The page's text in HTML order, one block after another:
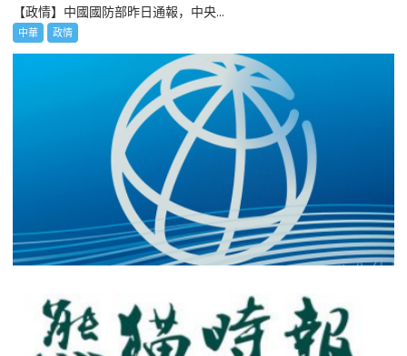
【政情】中國國防部昨日通報，中央...
中華 政情